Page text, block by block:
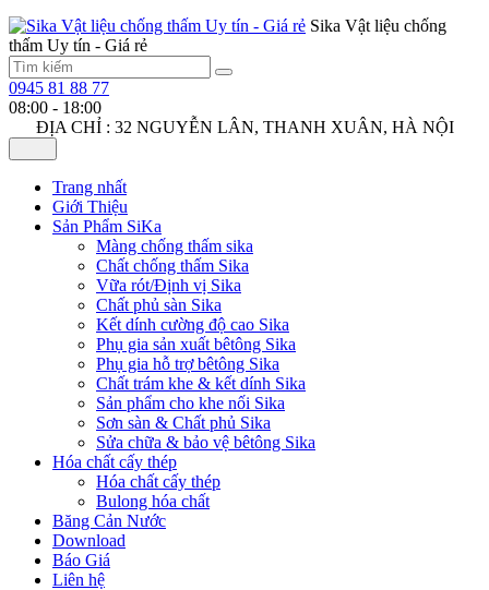
Sika Vật liệu chống
thấm Uy tín - Giá rẻ
0945 81 88 77
08:00 - 18:00
ĐỊA CHỈ : 32 NGUYỄN LÂN, THANH XUÂN, HÀ NỘI
Trang nhất
Giới Thiệu
Sản Phẩm SiKa
Màng chống thấm sika
Chất chống thấm Sika
Vữa rót/Định vị Sika
Chất phủ sàn Sika
Kết dính cường độ cao Sika
Phụ gia sản xuất bêtông Sika
Phụ gia hỗ trợ bêtông Sika
Chất trám khe & kết dính Sika
Sản phẩm cho khe nối Sika
Sơn sàn & Chất phủ Sika
Sửa chữa & bảo vệ bêtông Sika
Hóa chất cấy thép
Hóa chất cấy thép
Bulong hóa chất
Băng Cản Nước
Download
Báo Giá
Liên hệ